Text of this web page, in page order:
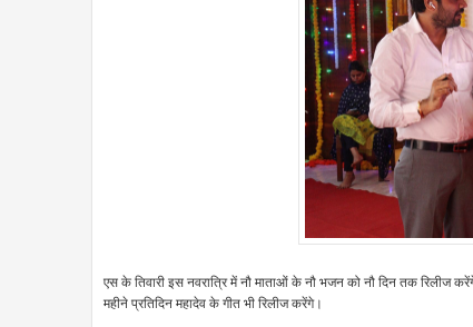
एस के तिवारी इस नवरात्रि में नौ माताओं के नौ भजन को नौ दिन तक रिलीज
महीने प्रतिदिन महादेव के गीत भी रिलीज करेंगे।